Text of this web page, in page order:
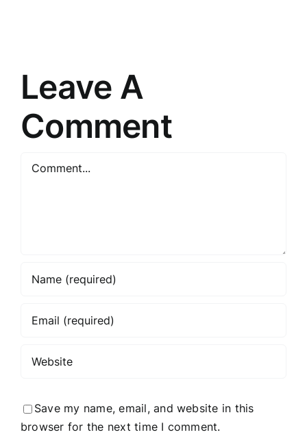
Leave A
Comment
Comment
Save my name, email, and website in this
browser for the next time I comment.